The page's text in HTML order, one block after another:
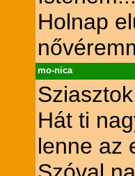
Holnap
mo-nica
Hát ti
lenne az